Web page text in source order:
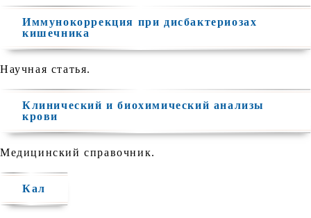
Иммунокоррекция при дисбактериозах
кишечника
Научная статья.
Клинический и биохимический анализы
крови
Медицинский справочник.
Кал